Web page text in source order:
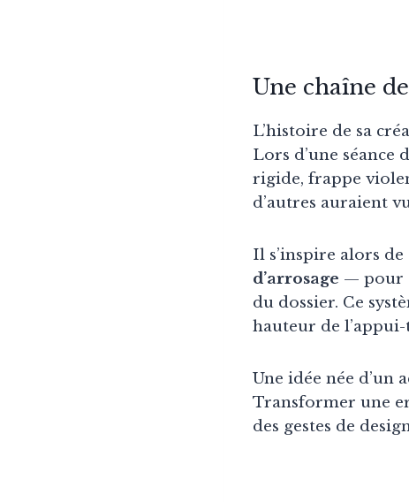
Une chaîne
L’histoire de sa
Lors d’une séance
rigide, frappe
d’autres auraient
Il s’inspire alors
d’arrosage — pour
du dossier. Ce
hauteur de
Une idée née d’un
Transformer une
des gestes de